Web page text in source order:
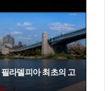
라델피아 최초의 고